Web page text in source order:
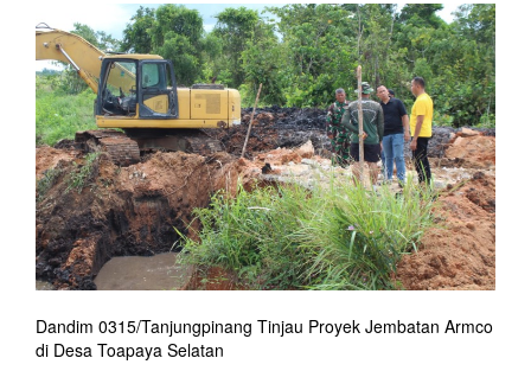
Dandim 0315/Tanjungpinang Tinjau Proyek Jembatan Armco
di Desa Toapaya Selatan